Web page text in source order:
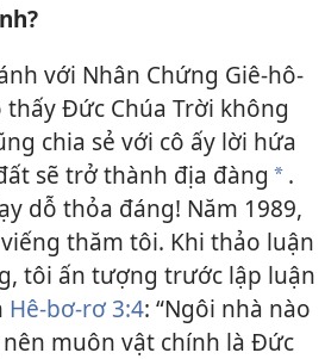
với Nhân Chứng Giê-hô-
Đức Chúa Trời không
chia sẻ với cô ấy lời hứa
sẽ trở thành địa đàng * .
dỗ thỏa đáng! Năm 1989,
thăm tôi. Khi thảo luận
tôi ấn tượng trước lập luận
Hê-bơ-rơ 3:4: “Ngôi nhà nào
muôn vật chính là Đức